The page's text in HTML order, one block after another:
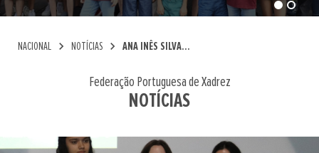
NACIONAL chevron_right NOTÍCIAS chevron_right ANA INÊS SILVA...
Federação Portuguesa de Xadrez
NOTÍCIAS